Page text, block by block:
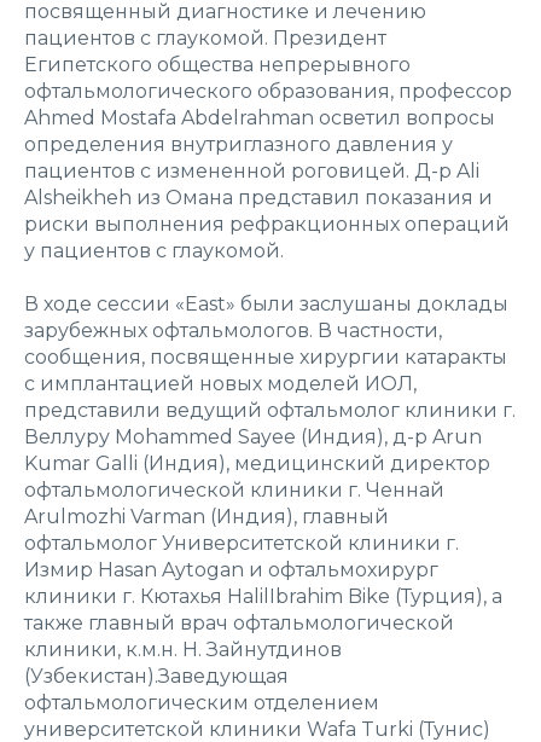
посвященный диагностике и лечению
пациентов с глаукомой. Президент
Египетского общества непрерывного
офтальмологического образования, профессор
Ahmed Mostafa Abdelrahman осветил вопросы
определения внутриглазного давления у
пациентов с измененной роговицей. Д-р Ali
Alsheikheh из Омана представил показания и
риски выполнения рефракционных операций
у пациентов с глаукомой.
В ходе сессии «East» были заслушаны доклады
зарубежных офтальмологов. В частности,
сообщения, посвященные хирургии катаракты
с имплантацией новых моделей ИОЛ,
представили ведущий офтальмолог клиники г.
Веллуру Mohammed Sayee (Индия), д-р Arun
Kumar Galli (Индия), медицинский директор
офтальмологической клиники г. Ченнай
Arulmozhi Varman (Индия), главный
офтальмолог Университетской клиники г.
Измир Hasan Aytogan и офтальмохирург
клиники г. Кютахья HalilIbrahim Bike (Турция), а
также главный врач офтальмологической
клиники, к.м.н. Н. Зайнутдинов
(Узбекистан).Заведующая
офтальмологическим отделением
университетской клиники Wafa Turki (Тунис)